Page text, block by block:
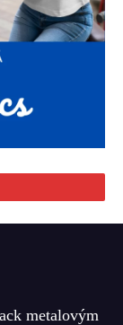
metalovým